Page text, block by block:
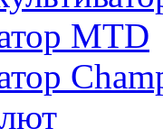
MTD